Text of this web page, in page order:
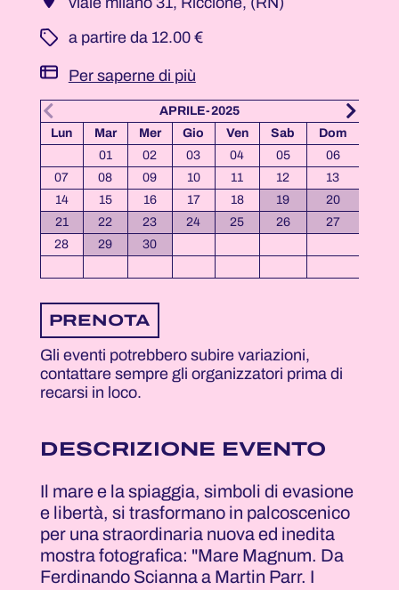
­ a partire da 12.00 €
Per saperne di più
APRILE-2025
Lun
Mar Mer Gio Ven Sab
Dom
01
02 03 04 05
06
07
08 09 10 11 12
13
14
15 16 17 18 19
20
21
22 23 24 25 26
27
28
29 30
PRENOTA
Gli eventi potrebbero subire variazioni,
contattare sempre gli organizzatori prima di
recarsi in loco.
DESCRIZIONE EVENTO
Il mare e la spiaggia, simboli di evasione
e libertà, si trasformano in palcoscenico
per una straordinaria nuova ed inedita
mostra fotografica: "Mare Magnum. Da
Ferdinando Scianna a Martin Parr. I